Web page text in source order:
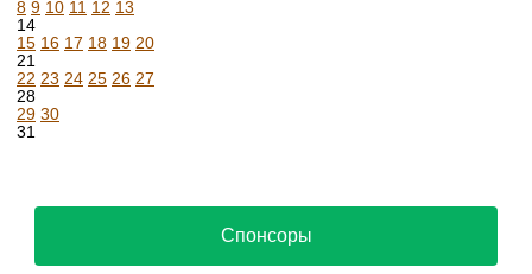
8 9 10 11 12 13
14
15 16 17 18 19 20
21
22 23 24 25 26 27
28
29 30
31
Спонсоры